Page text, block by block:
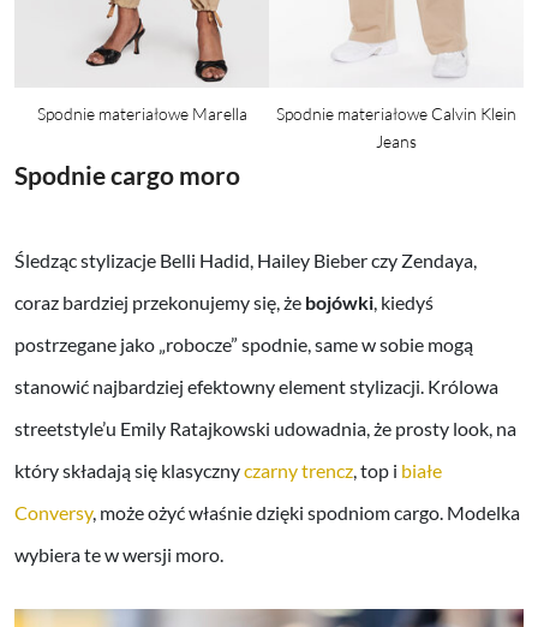
Spodnie materiałowe Marella
Spodnie materiałowe Calvin Klein
Jeans
Spodnie cargo moro
Śledząc stylizacje Belli Hadid, Hailey Bieber czy Zendaya,
coraz bardziej przekonujemy się, że bojówki, kiedyś
postrzegane jako „robocze” spodnie, same w sobie mogą
stanowić najbardziej efektowny element stylizacji. Królowa
streetstyle’u Emily Ratajkowski udowadnia, że prosty look, na
który składają się klasycznyczarny trencz, top i białe
Conversy, może ożyć właśnie dzięki spodniom cargo. Modelka
wybiera te w wersji moro.